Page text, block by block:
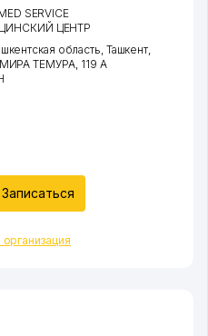
Записаться
SERVICE
ЦЕНТР
область, Ташкент,
ТЕМУРА, 119 А